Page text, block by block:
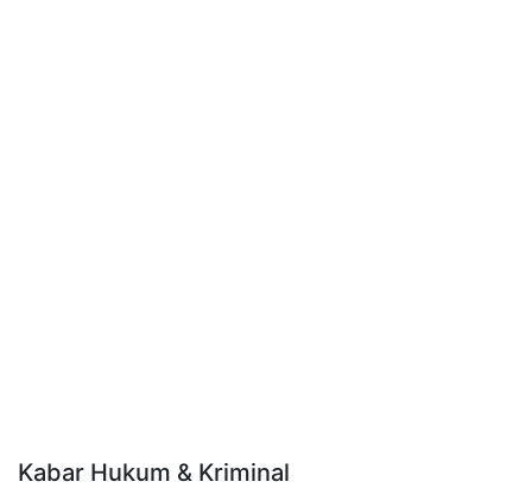
Kabar Hukum & Kriminal